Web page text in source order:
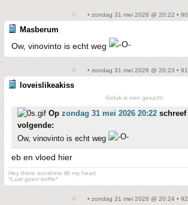
• zondag 31 mei 2026 @ 20:22 • 90
Masberum
Ow, vinovinto is echt weg
• zondag 31 mei 2026 @ 20:23 • 91
loveislikeakiss
Geluk is een gerucht
Op zondag 31 mei 2026 20:22 schreef
volgende:
Ow, vinovinto is echt weg
eb en vloed hier
Hey there sunshine lift my heart
*Lust geen koffie*
• zondag 31 mei 2026 @ 20:24 • 92